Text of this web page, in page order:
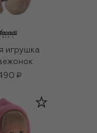
игрушка
₽